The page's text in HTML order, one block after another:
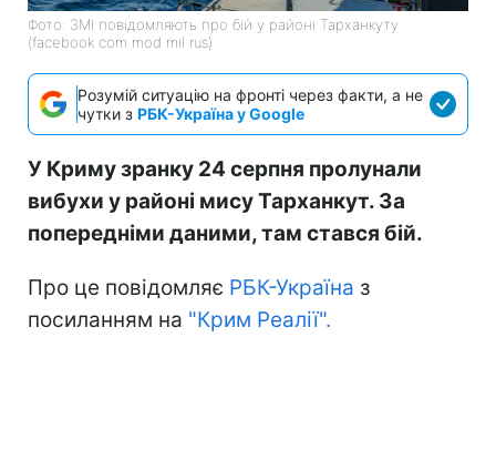
Фото: ЗМІ повідомляють про бій у районі Тарханкуту
(facebook com mod mil rus)
Розумій ситуацію на фронті через факти, а не
чутки з РБК-Україна у Google
У Криму зранку 24 серпня пролунали
вибухи у районі мису Тарханкут. За
попередніми даними, там стався бій.
Про це повідомляє РБК-Україна з
посиланням на "Крим Реалії".